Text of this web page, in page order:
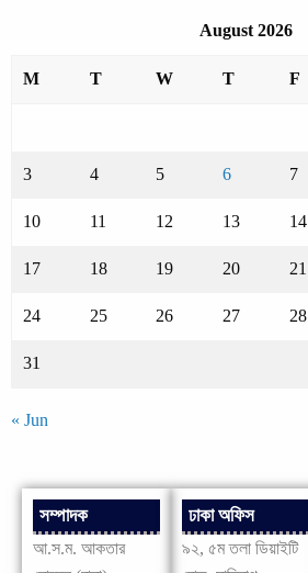
August 2026
M T W T F
3 4 5 6 7
10 11 12 13 14
17 18 19 20 21
24 25 26 27 28
31
« Jun
সম্পাদক
আ.স.ম. আকতার
ঢাকা অফিস
৯২, ৫ম তলা ডিয়াইটি